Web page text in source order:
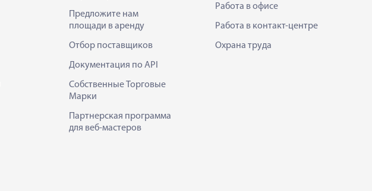
Предложите нам
площади в аренду
Отбор поставщиков
Документация по API
Собственные Торговые
Марки
Партнерская программа
для веб-мастеров
Работа в офисе
Работа в контакт-центре
Охрана труда